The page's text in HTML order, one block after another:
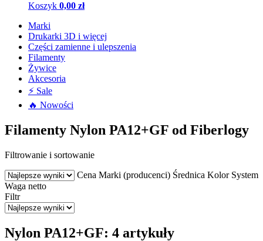
Koszyk 0,00 zł
Marki
Drukarki 3D i więcej
Części zamienne i ulepszenia
Filamenty
Żywice
Akcesoria
⚡ Sale
🔥 Nowości
Filamenty Nylon PA12+GF od Fiberlogy
Filtrowanie i sortowanie
Cena Marki (producenci) Średnica Kolor System
Waga netto
Filtr
Nylon PA12+GF: 4 artykuły